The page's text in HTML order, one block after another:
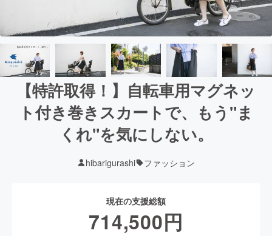
【特許取得！】自転車用マグネッ
ト付き巻きスカートで、もう"ま
くれ"を気にしない。
hibarigurashi ファッション
現在の支援総額
714,500円